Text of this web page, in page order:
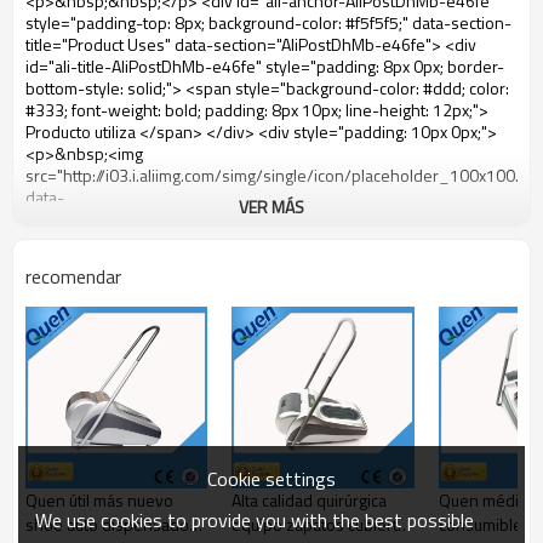
VER MÁS
recomendar
Quen útil más nuevo
shoe auto dispensador
Alta calidad quirúrgica
equipo zapatos cubierta
Quen médico
consumibles
Cookie settings
We use cookies to provide you with the best possible